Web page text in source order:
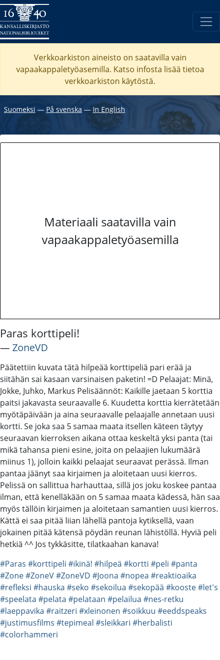
Verkkoarkiston aineisto on saatavilla vain
vapaakappaletyöasemilla. Katso infosta lisää tietoa
verkkoarkiston käytöstä.
Suomeksi ― På svenska ― In English
Materiaali saatavilla vain
vapaakappaletyöasemilla
Paras korttipeli!
―ZoneVD
Päätettiin kuvata tätä hilpeää korttipeliä pari erää ja
siitähän sai kasaan varsinaisen paketin! =D Pelaajat: Minä,
Jokke, Juhko, Markus Pelisäännöt: Kaikille jaetaan 5 korttia
paitsi jakavasta seuraavalle 6. Kuudetta korttia kierrätetään
myötäpäivään ja aina seuraavalle pelaajalle annetaan uusi
kortti. Se joka saa 5 samaa maata itsellen käteen täytyy
seuraavan kierroksen aikana ottaa keskeltä yksi panta (tai
mikä tahansa pieni esine, joita on pelaajien lukumäärä
miinus 1), jolloin kaikki pelaajat seuraavat perässä. Ilman
pantaa jäänyt saa kirjaimen ja aloitetaan uusi kierros.
Pelissä on sallittua harhauttaa, sillä jos joku koskee pantaa
ilman, että kenelläkään on 5 samaa maata kädessä, hän saa
myös tällöin kirjaimen ja aloitetaan samantien uusi kierros.
Kättä ei saa pitää liian lähellä pantoja kytiksellä, vaan
jokainen pitää kätensä pöydän reunan lähistöllä. Hyviä peli
hetkiä ^^ Jos tykkäsitte, tilatkaahan kanava!
#Paras #korttipeli #ikinä! #hilpeä #kortti #peli #panta
#Zone#ZoneV#ZoneVD #Joona #nopea #reaktioaika
#refleksi #hauska #seko #sekoilua #sekopää #kooste#let's
#speelata #pelata #pelataan #pelailua #nes-retku
#laeppavika #raitzeri #xleinonen #soikkuu #eeddspeaks
#justimusfilms #tepimeal #sleikkari #herbalisti
#colorhammeri